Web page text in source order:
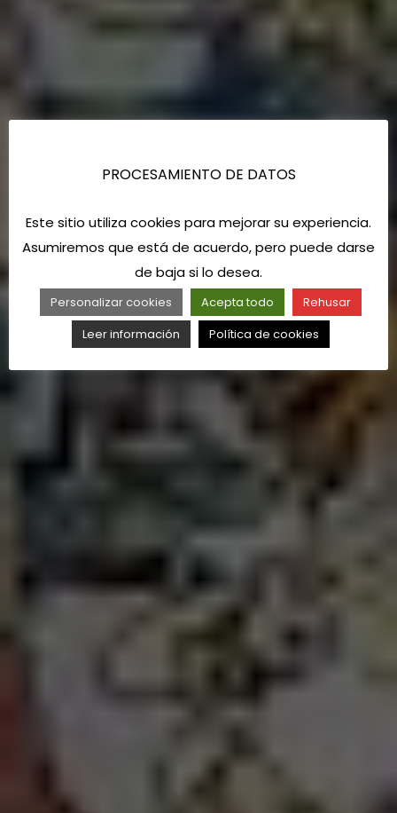
PROCESAMIENTO DE DATOS
Este sitio utiliza cookies para mejorar su experiencia.
Asumiremos que está de acuerdo, pero puede darse
de baja si lo desea.
Personalizar cookies Acepta todo
Rehusar
Leer información
Política de cookies